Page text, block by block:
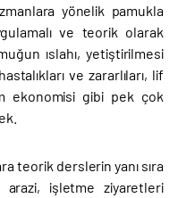
yönelik pamukla
ve teorik olarak
ıslahı, yetiştirilmesi
ve zararlıları, lif
ekonomisi gibi pek çok
teorik derslerin yanı sıra
işletme ziyaretleri